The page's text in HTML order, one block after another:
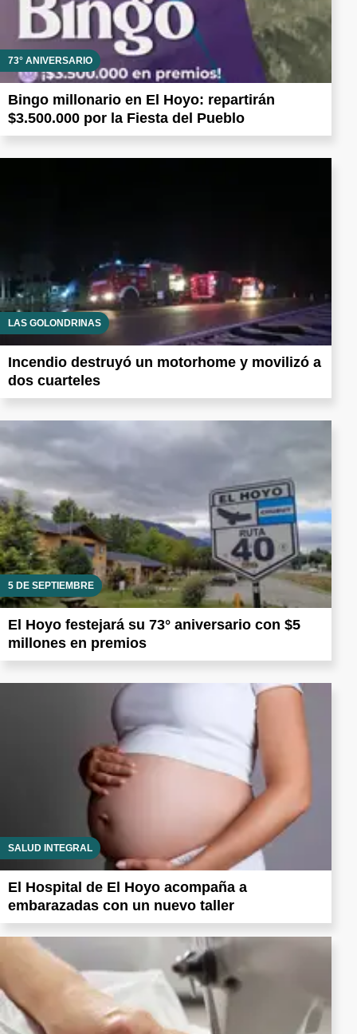
73° ANIVERSARIO
Bingo millonario en El Hoyo: repartirán
$3.500.000 por la Fiesta del Pueblo
LAS GOLONDRINAS
Incendio destruyó un motorhome y movilizó a
dos cuarteles
5 DE SEPTIEMBRE
El Hoyo festejará su 73° aniversario con $5
millones en premios
SALUD INTEGRAL
El Hospital de El Hoyo acompaña a
embarazadas con un nuevo taller